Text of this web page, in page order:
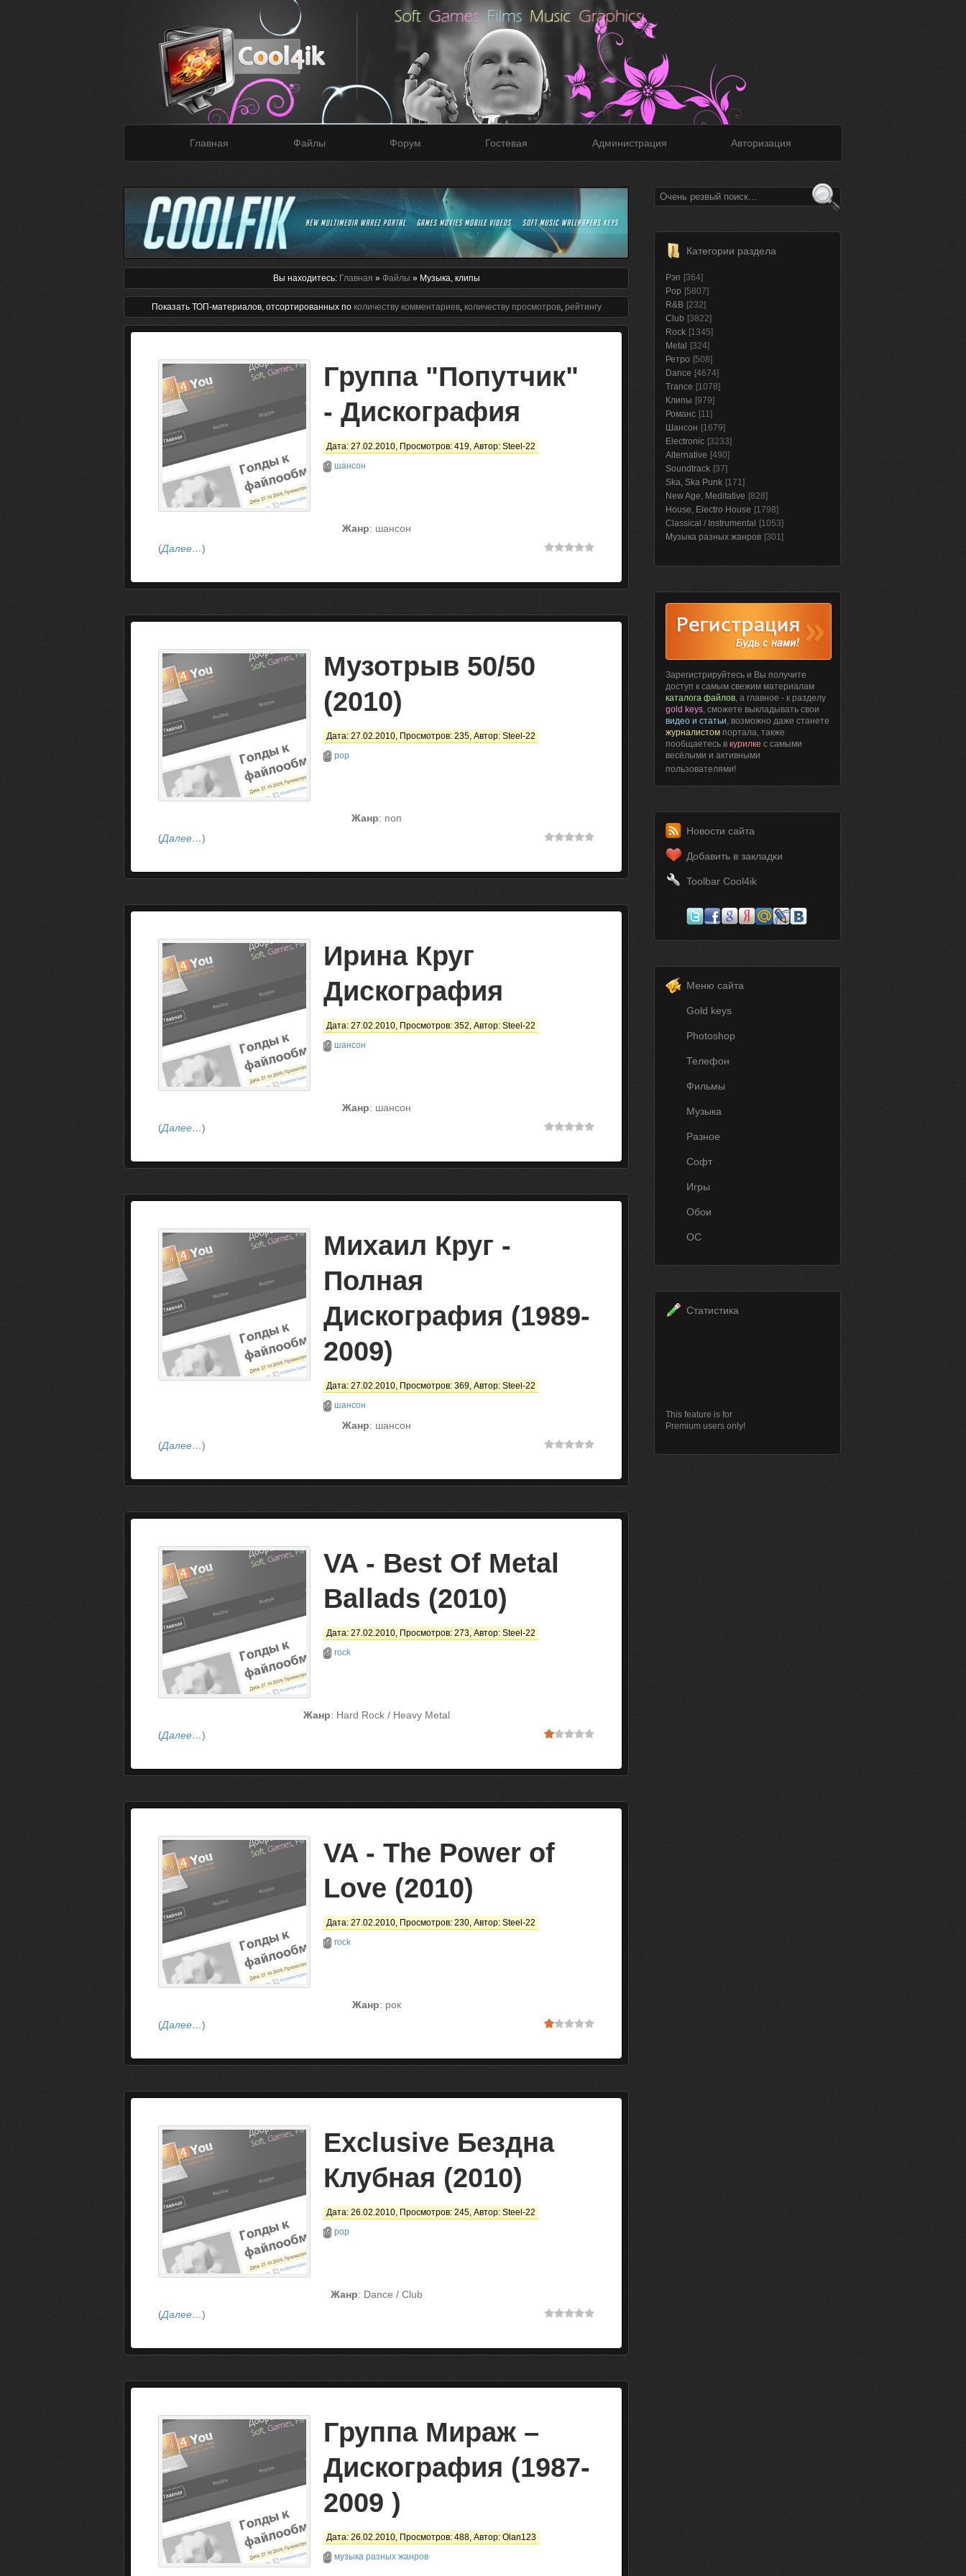
Главная Файлы Форум Гостевая Администрация Авторизация
Вы находитесь: Главная » Файлы » Музыка, клипы
Показать ТОП-материалов, отсортированных по количеству комментариев, количеству просмотров, рейтингу
Группа "Попутчик"
- Дискография
Дата: 27.02.2010, Просмотров: 419, Автор: Steel-22
шансон
Жанр: шансон
(Далее…)
Музотрыв 50/50
(2010)
Дата: 27.02.2010, Просмотров: 235, Автор: Steel-22
pop
Жанр: поп
(Далее…)
Ирина Круг
Дискография
Дата: 27.02.2010, Просмотров: 352, Автор: Steel-22
шансон
Жанр: шансон
(Далее…)
Михаил Круг -
Полная
Дискография (1989-
2009)
Дата: 27.02.2010, Просмотров: 369, Автор: Steel-22
шансон
Жанр: шансон
(Далее…)
VA - Best Of Metal
Ballads (2010)
Дата: 27.02.2010, Просмотров: 273, Автор: Steel-22
rock
Жанр: Hard Rock / Heavy Metal
(Далее…)
VA - The Power of
Love (2010)
Дата: 27.02.2010, Просмотров: 230, Автор: Steel-22
rock
Жанр: рок
(Далее…)
Exclusive Бездна
Клубная (2010)
Дата: 26.02.2010, Просмотров: 245, Автор: Steel-22
pop
Жанр: Dance / Club
(Далее…)
Группа Мираж –
Дискография (1987-
2009 )
Дата: 26.02.2010, Просмотров: 488, Автор: Olan123
музыка разных жанров
Категории раздела
Рэп [364]
Pop [5807]
R&B [232]
Club [3822]
Rock [1345]
Metal
[324]
Ретро [508]
Dance [4674]
Trance [1078]
Клипы [979]
Романс [11]
Шансон [1679]
Electronic [3233]
Alternative [490]
Soundtrack [37]
Ska, Ska Punk [171]
New Age, Meditative [828]
House, Electro House [1798]
Classical / Instrumental
[1053]
Музыка разных жанров [301]
Зарегистрируйтесь и Вы получите
доступ к самым свежим материалам
каталога файлов, а главное - к разделу
gold keys, сможете выкладывать свои
видео и статьи, возможно даже станете
журналистом портала, также
пообщаетесь в курилке с самыми
весёлыми и активными
пользователями!
Новости сайта
Добавить в закладки
Toolbar Cool4ik
Меню сайта
Gold keys
Photoshop
Телефон
Фильмы
Музыка
Разное
Софт
Игры
Обои
ОС
Статистика
This feature is for
Premium users only!